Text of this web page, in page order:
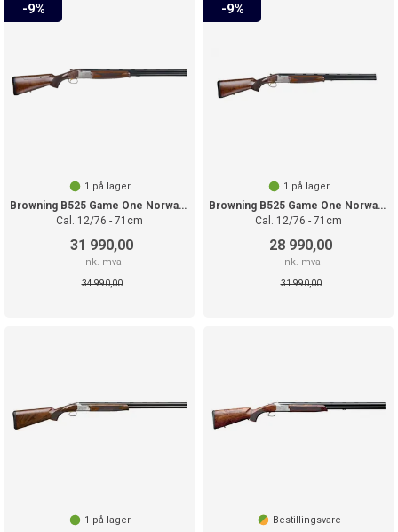
9%
1 på lager
Browning B525 Game One Norway justerbar
Cal. 12/76 - 71cm
31 990,00
Ink. mva
34 990,00
9%
1 på lager
Browning B525 Game One Norway Links
Cal. 12/76 - 71cm
28 990,00
Ink. mva
31 990,00
1 på lager Bestillingsvare